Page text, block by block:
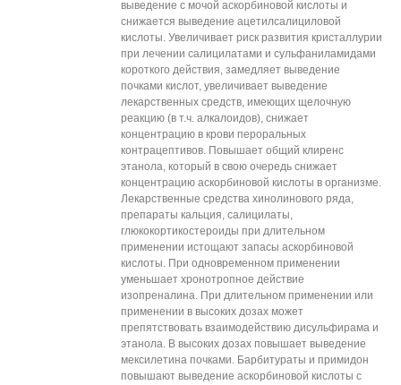
выведение с мочой аскорбиновой кислоты и
снижается выведение ацетилсалициловой
кислоты. Увеличивает риск развития кристаллурии
при лечении салицилатами и сульфаниламидами
короткого действия, замедляет выведение
почками кислот, увеличивает выведение
лекарственных средств, имеющих щелочную
реакцию (в т.ч. алкалоидов), снижает
концентрацию в крови пероральных
контрацептивов. Повышает общий клиренс
этанола, который в свою очередь снижает
концентрацию аскорбиновой кислоты в организме.
Лекарственные средства хинолинового ряда,
препараты кальция, салицилаты,
глюкокортикостероиды при длительном
применении истощают запасы аскорбиновой
кислоты. При одновременном применении
уменьшает хронотропное действие
изопреналина. При длительном применении или
применении в высоких дозах может
препятствовать взаимодействию дисульфирама и
этанола. В высоких дозах повышает выведение
мексилетина почками. Барбитураты и примидон
повышают выведение аскорбиновой кислоты с